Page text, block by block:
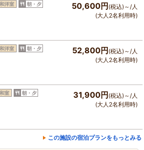
和洋室 朝・夕 50,600円 (税込)～/人
(大人2名利用時)
和洋室 朝・夕 52,800円 (税込)～/人
(大人2名利用時)
和室 朝・夕 31,900円 (税込)～/人
(大人2名利用時)
この施設の宿泊プランをもっとみる